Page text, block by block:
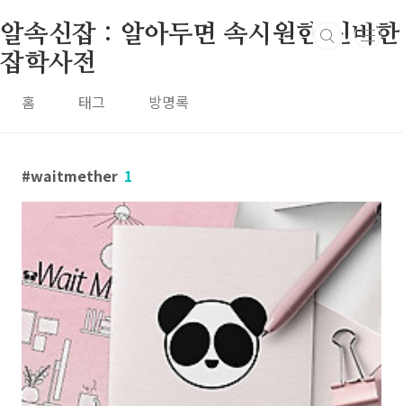
알속신잡 : 알아두면 속시원한 신비한
잡학사전
홈 태그 방명록
waitmether 1